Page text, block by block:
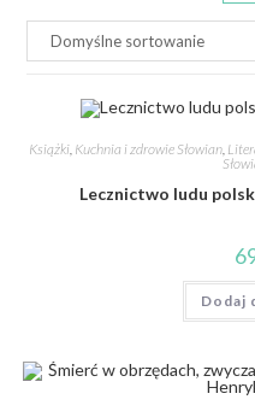
Książki, Kuchnia i zdrowie Słowian,
Lecznictwo ludu
Dodaj